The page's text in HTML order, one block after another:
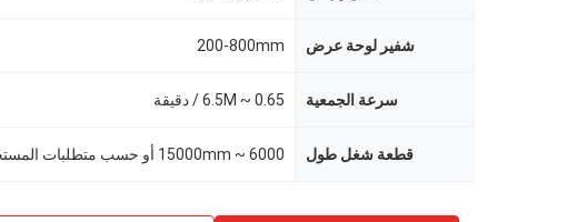
شفير لوحة عرض 200-800mm
سرعة الجمعية 0.65 ~ 6.5M / دقيقة
قطعة شغل طول 6000 ~ 15000mm أو حسب متطلبات المستخدم